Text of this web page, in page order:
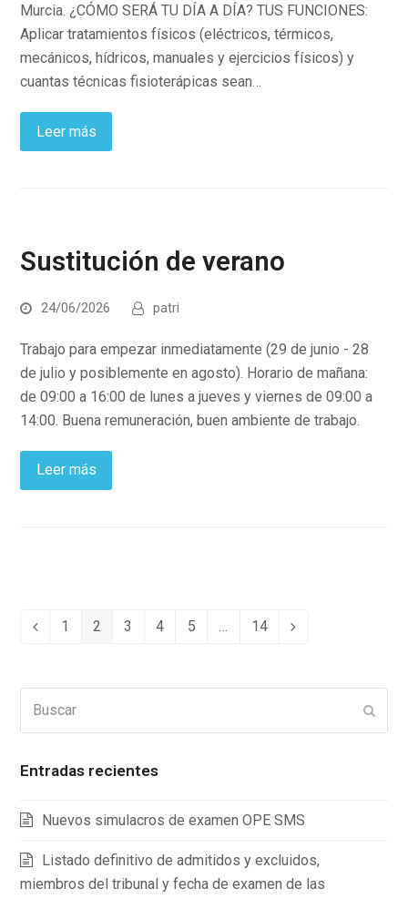
Murcia. ¿CÓMO SERÁ TU DÍA A DÍA? TUS FUNCIONES:
Aplicar tratamientos físicos (eléctricos, térmicos,
mecánicos, hídricos, manuales y ejercicios físicos) y
cuantas técnicas fisioterápicas sean…
Leer más
Sustitución de verano
24/06/2026 patri
Trabajo para empezar inmediatamente (29 de junio - 28
de julio y posiblemente en agosto). Horario de mañana:
de 09:00 a 16:00 de lunes a jueves y viernes de 09:00 a
14:00. Buena remuneración, buen ambiente de trabajo.
Leer más
AnteriorPage
1 Page
2 Page
3 Page
4 Page
5 Page
14 Siguiente
Entradas recientes
Nuevos simulacros de examen OPE SMS
Listado definitivo de admitidos y excluidos,
miembros del tribunal y fecha de examen de las